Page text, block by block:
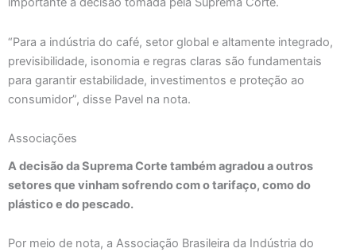
“Para a indústria do café, setor global e altamente integrado,
previsibilidade, isonomia e regras claras são fundamentais
para garantir estabilidade, investimentos e proteção ao
consumidor”, disse Pavel na nota.
Associações
A decisão da Suprema Corte também agradou a outros
setores que vinham sofrendo com o tarifaço, como do
plástico e do pescado.
Por meio de nota, a Associação Brasileira da Indústria do